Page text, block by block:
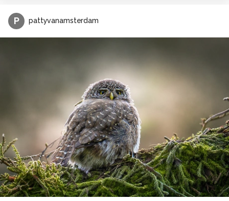
P pattyvanamsterdam